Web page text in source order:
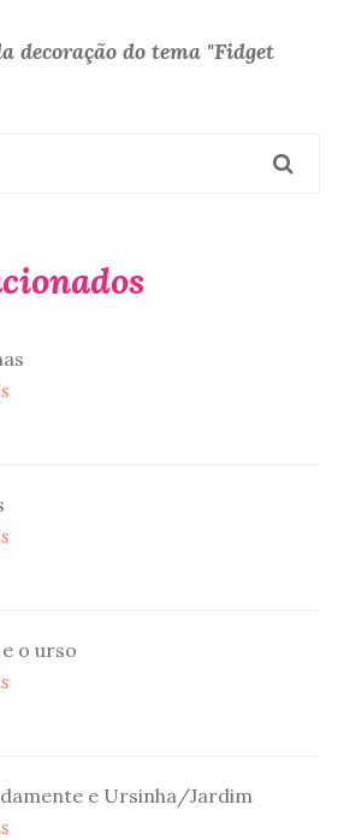
decoração do tema "Fidget
o urso
e Ursinha/Jardim